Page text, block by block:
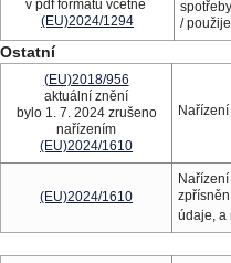
v pdf formátu včetně
(EU)2024/1294
/
Ostatní
(EU)2018/956
aktuální znění
bylo 1. 7. 2024 zrušeno
nařízením
(EU)2024/1610
(EU)2024/1610
údaje, a